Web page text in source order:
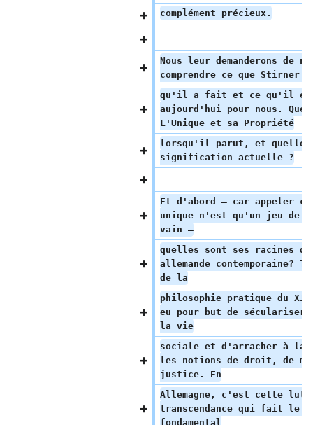
complément précieux.
Nous leur demanderons de
comprendre ce que Stirner
qu'il a fait et ce qu'il
aujourd'hui pour nous.
L'Unique et sa Propriété
lorsqu'il parut, et quelle
signification actuelle ?
Et d'abord — car appeler
unique n'est qu'un jeu de
vain —
quelles sont ses racines
allemande
de la
philosophie pratique du
eu pour but de séculariser
la vie
sociale et d'arracher à la
les notions de droit, de
justice. En
Allemagne, c'est cette
transcendance qui fait le
fondamental